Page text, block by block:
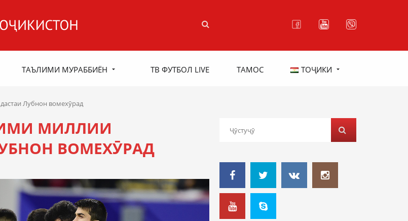
ТАЪЛИМИ МУРАББИЁН ТВ ФУТБОЛ LIVE ТАМОС ТОҶИКИ
Лубнон вомехӯрад
МИЛЛИИ
ВОМЕХӮРАД